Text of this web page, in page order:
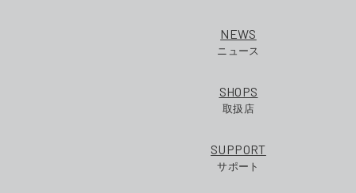
NEWS
ニュース
SHOPS
取扱店
SUPPORT
サポート